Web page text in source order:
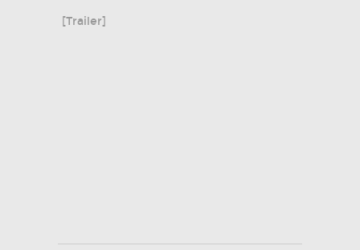
[Trailer]